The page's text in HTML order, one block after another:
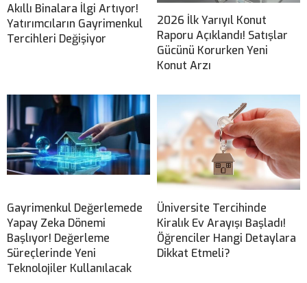
Akıllı Binalara İlgi Artıyor!
Yatırımcıların Gayrimenkul
Tercihleri Değişiyor
2026 İlk Yarıyıl Konut
Raporu Açıklandı! Satışlar
Gücünü Korurken Yeni
Konut Arzı
Gayrimenkul Değerlemede
Yapay Zeka Dönemi
Başlıyor! Değerleme
Süreçlerinde Yeni
Teknolojiler Kullanılacak
Üniversite Tercihinde
Kiralık Ev Arayışı Başladı!
Öğrenciler Hangi Detaylara
Dikkat Etmeli?